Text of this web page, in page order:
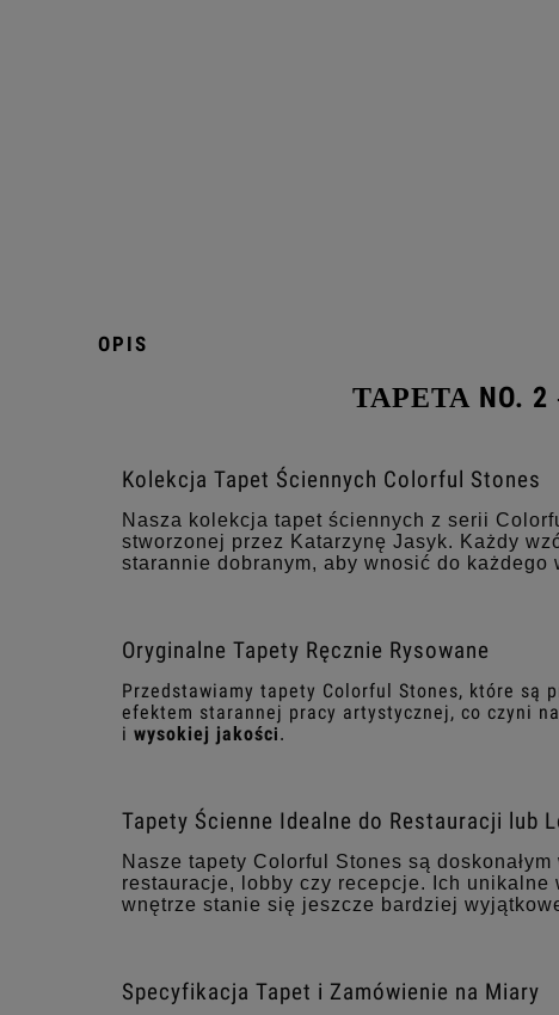
OPIS
TAPETA NO. 2
Kolekcja Tapet Ściennych Colorful Stones
Nasza kolekcja tapet ściennych z serii
stworzonej przez Katarzynę Jasyk. Każdy
starannie dobranym, aby wnosić do
Oryginalne Tapety Ręcznie Rysowane
Przedstawiamy tapety Colorful Stones, które są
efektem starannej pracy artystycznej, co czyni
i wysokiej jakości.
Tapety Ścienne Idealne do Restauracji lub
Nasze tapety Colorful Stones są
restauracje, lobby czy recepcje. Ich
wnętrze stanie się jeszcze bardziej
Specyfikacja Tapet i Zamówienie na Miary